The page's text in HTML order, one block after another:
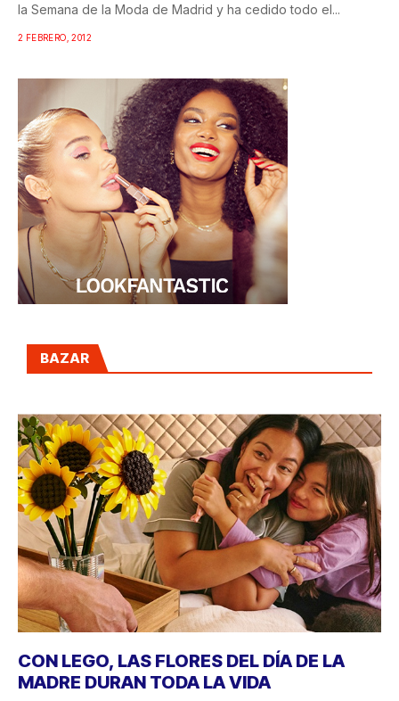
la Semana de la Moda de Madrid y ha cedido todo el...
2 FEBRERO, 2012
BAZAR
CON LEGO, LAS FLORES DEL DÍA DE LA
MADRE DURAN TODA LA VIDA